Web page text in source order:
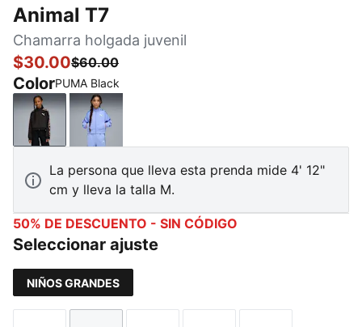
Animal T7
Chamarra holgada juvenil
$30.00$60.00
ColorPUMA Black
PUMA BlackIntense Lavender
La persona que lleva esta prenda mide 4' 12"
cm y lleva la talla M.
50% DE DESCUENTO - SIN CÓDIGO
Seleccionar ajuste
NIÑOS GRANDES